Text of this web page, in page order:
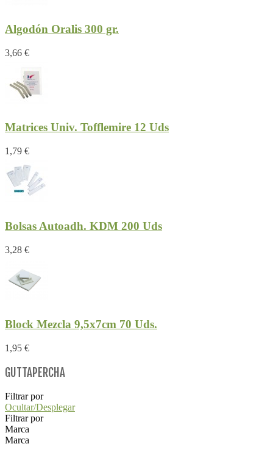
Algodón Oralis 300 gr.
3,66 €
Matrices Univ. Tofflemire 12 Uds
1,79 €
Bolsas Autoadh. KDM 200 Uds
3,28 €
Block Mezcla 9,5x7cm 70 Uds.
1,95 €
GUTTAPERCHA
Filtrar por
Ocultar/Desplegar
Filtrar por
Marca
Marca